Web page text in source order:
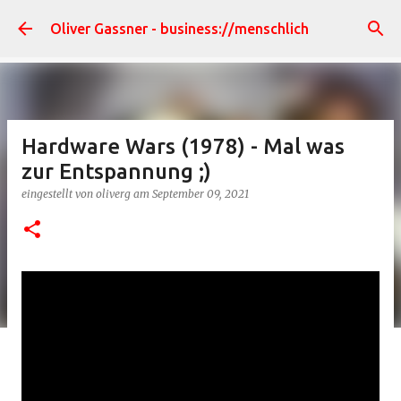
Direkt zum Hauptbereich
Oliver Gassner - business://menschlich
Hardware Wars (1978) - Mal was
zur Entspannung ;)
eingestellt von oliverg am September 09, 2021